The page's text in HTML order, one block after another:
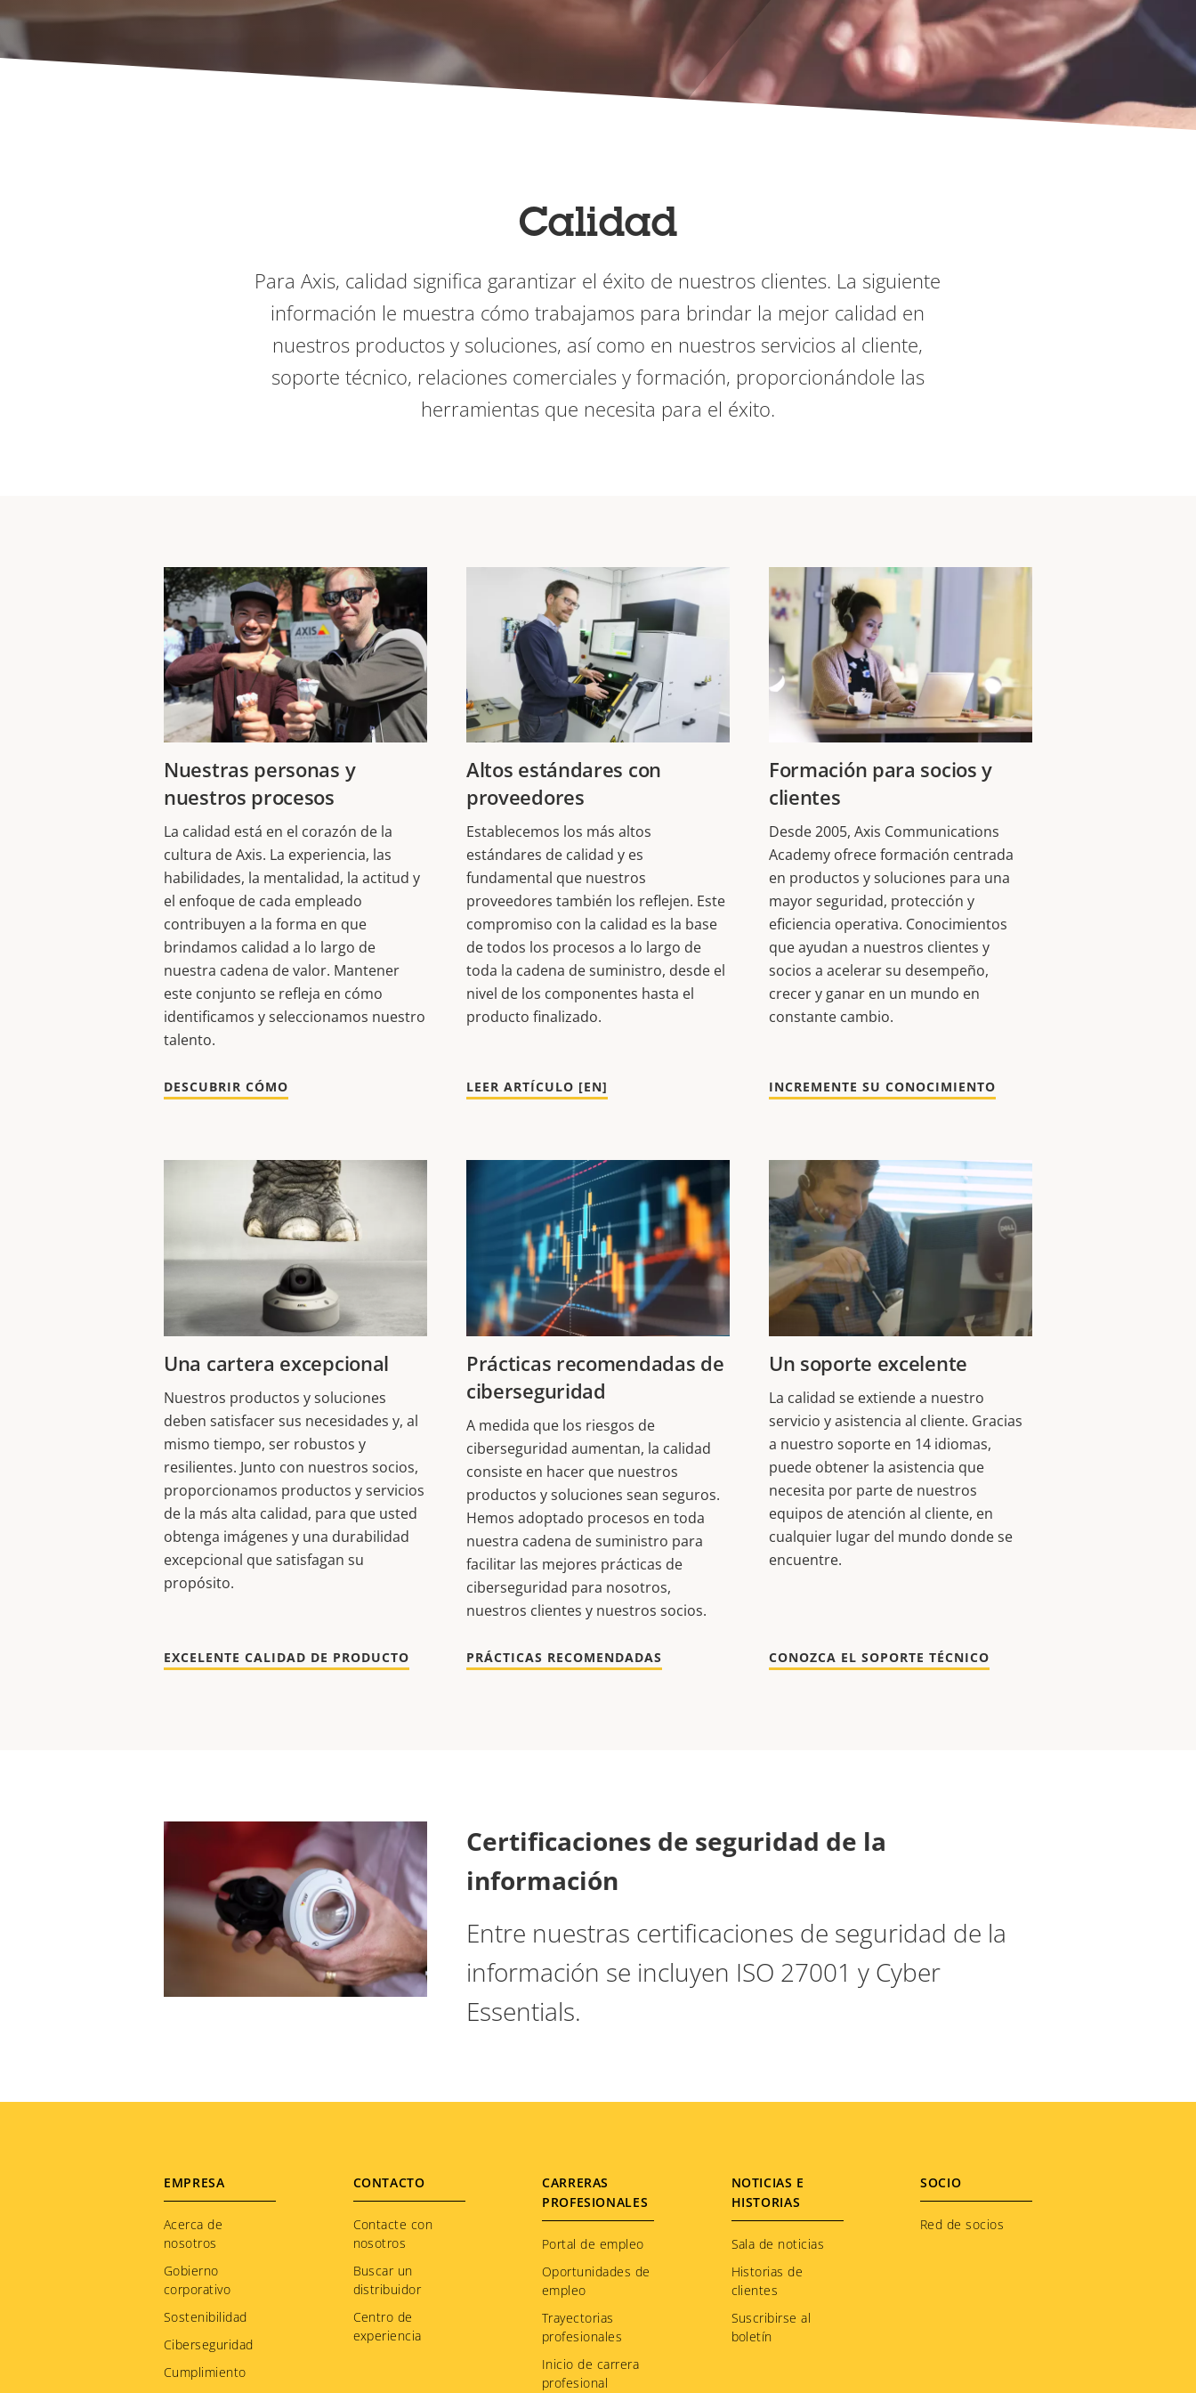
Calidad
Para Axis, calidad significa garantizar el éxito de nuestros clientes. La siguiente
información le muestra cómo trabajamos para brindar la mejor calidad en
nuestros productos y soluciones, así como en nuestros servicios al cliente,
soporte técnico, relaciones comerciales y formación, proporcionándole las
herramientas que necesita para el éxito.
Nuestras personas y
nuestros procesos
La calidad está en el corazón de la
cultura de Axis. La experiencia, las
habilidades, la mentalidad, la actitud y
el enfoque de cada empleado
contribuyen a la forma en que
brindamos calidad a lo largo de
nuestra cadena de valor. Mantener
este conjunto se refleja en cómo
identificamos y seleccionamos nuestro
talento.
DESCUBRIR CÓMO
Altos estándares con
proveedores
Establecemos los más altos
estándares de calidad y es
fundamental que nuestros
proveedores también los reflejen. Este
compromiso con la calidad es la base
de todos los procesos a lo largo de
toda la cadena de suministro, desde el
nivel de los componentes hasta el
producto finalizado.
LEER ARTÍCULO [EN]
Formación para socios y
clientes
Desde 2005, Axis Communications
Academy ofrece formación centrada
en productos y soluciones para una
mayor seguridad, protección y
eficiencia operativa. Conocimientos
que ayudan a nuestros clientes y
socios a acelerar su desempeño,
crecer y ganar en un mundo en
constante cambio.
INCREMENTE SU CONOCIMIENTO
Una cartera excepcional
Nuestros productos y soluciones
deben satisfacer sus necesidades y, al
mismo tiempo, ser robustos y
resilientes. Junto con nuestros socios,
proporcionamos productos y servicios
de la más alta calidad, para que usted
obtenga imágenes y una durabilidad
excepcional que satisfagan su
propósito.
EXCELENTE CALIDAD DE PRODUCTO
Prácticas recomendadas de
ciberseguridad
A medida que los riesgos de
ciberseguridad aumentan, la calidad
consiste en hacer que nuestros
productos y soluciones sean seguros.
Hemos adoptado procesos en toda
nuestra cadena de suministro para
facilitar las mejores prácticas de
ciberseguridad para nosotros,
nuestros clientes y nuestros socios.
PRÁCTICAS RECOMENDADAS
Un soporte excelente
La calidad se extiende a nuestro
servicio y asistencia al cliente. Gracias
a nuestro soporte en 14 idiomas,
puede obtener la asistencia que
necesita por parte de nuestros
equipos de atención al cliente, en
cualquier lugar del mundo donde se
encuentre.
CONOZCA EL SOPORTE TÉCNICO
Certificaciones de seguridad de la
información
Entre nuestras certificaciones de seguridad de la
información se incluyen ISO 27001 y Cyber
Essentials.
Footer
menu
EMPRESA
Acerca de
nosotros
Gobierno
corporativo
Sostenibilidad
Ciberseguridad
Cumplimiento
CONTACTO
Contacte con
nosotros
Buscar un
distribuidor
Centro de
experiencia
CARRERAS
PROFESIONALES
Portal de empleo
Oportunidades de
empleo
Trayectorias
profesionales
Inicio de carrera
profesional
NOTICIAS E
HISTORIAS
Sala de noticias
Historias de
clientes
Suscribirse al
boletín
SOCIO
Red de socios